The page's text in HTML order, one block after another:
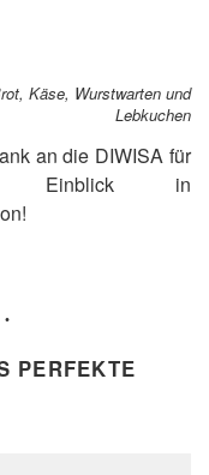
Käse, Wurstwarten und
Lebkuchen
an die DIWISA für
Einblick in
PERFEKTE